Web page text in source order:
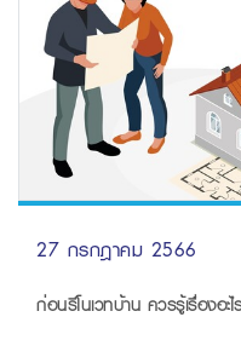
27 กรกฎาคม 2566
ก่อนรีโนเวทบ้าน ควรรู้เรื่อ